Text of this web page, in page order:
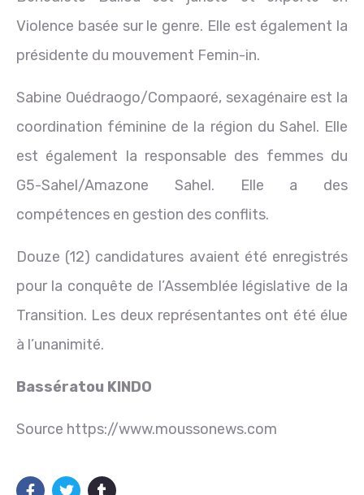
Violence basée sur le genre. Elle est également la
présidente du mouvement Femin-in.
Sabine Ouédraogo/Compaoré, sexagénaire est la
coordination féminine de la région du Sahel. Elle
est également la responsable des femmes du
G5-Sahel/Amazone Sahel. Elle a des
compétences en gestion des conflits.
Douze (12) candidatures avaient été enregistrés
pour la conquête de l’Assemblée législative de la
Transition. Les deux représentantes ont été élue
à l’unanimité.
Bassératou KINDO
Source https://www.moussonews.com